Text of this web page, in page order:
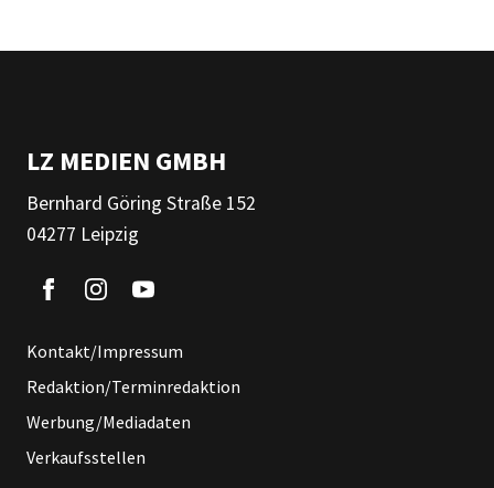
LZ MEDIEN GMBH
Bernhard Göring Straße 152
04277 Leipzig
Kontakt/Impressum
Redaktion/Terminredaktion
Werbung/Mediadaten
Verkaufsstellen